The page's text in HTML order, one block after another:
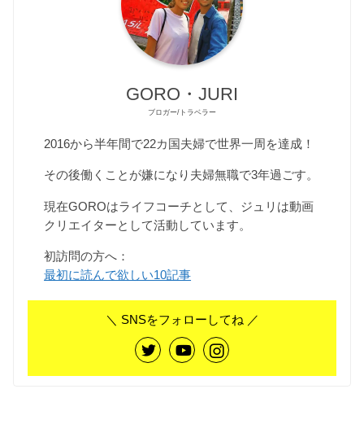
GORO・JURI
ブロガー/トラベラー
2016から半年間で22カ国夫婦で世界一周を達成！
その後働くことが嫌になり夫婦無職で3年過ごす。
現在GOROはライフコーチとして、ジュリは動画
クリエイターとして活動しています。
初訪問の方へ：
最初に読んで欲しい10記事
＼ SNSをフォローしてね ／